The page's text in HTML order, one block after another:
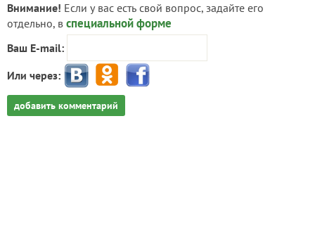
Внимание! Если у вас есть свой вопрос, задайте его
отдельно, в специальной форме
Ваш E-mail:
Или через:
добавить комментарий